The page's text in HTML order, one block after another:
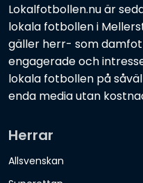
Lokalfotbollen.nu är
lokala fotbollen i
gäller herr- som
engagerade och
lokala fotbollen på
enda media utan
Herrar
Allsvenskan